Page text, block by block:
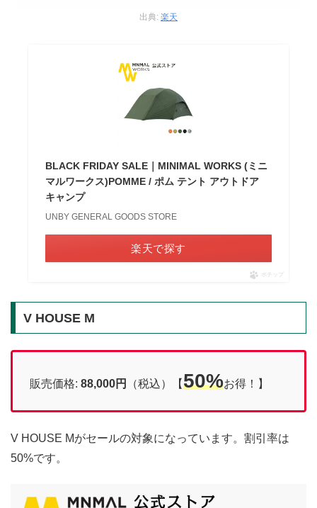
出典: 楽天
BLACK FRIDAY SALE｜MINIMAL WORKS (ミニ
マルワークス)POMME / ポム テント アウトドア
キャンプ
UNBY GENERAL GOODS STORE
楽天で探す
ポチップ
V HOUSE M
販売価格: 88,000円 （税込）【50%お得！】
V HOUSE Mがセールの対象になっています。割引率は
50%です。